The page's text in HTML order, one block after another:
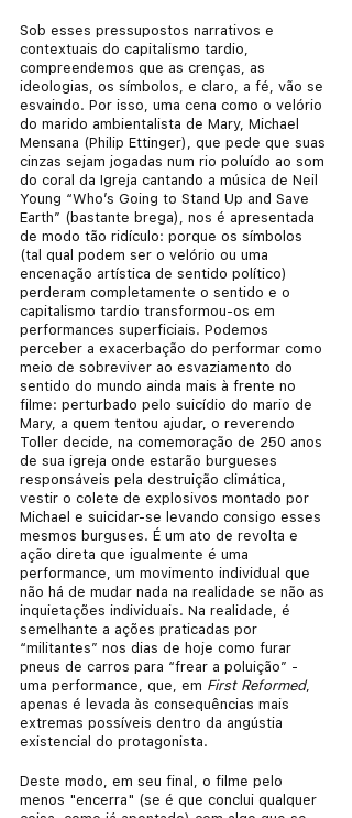
Sob esses pressupostos narrativos e
contextuais do capitalismo tardio,
compreendemos que as crenças, as
ideologias, os símbolos, e claro, a fé, vão se
esvaindo. Por isso, uma cena como o velório
do marido ambientalista de Mary, Michael
Mensana (Philip Ettinger), que pede que suas
cinzas sejam jogadas num rio poluído ao som
do coral da Igreja cantando a música de Neil
Young “Who’s Going to Stand Up and Save
Earth” (bastante brega), nos é apresentada
de modo tão ridículo: porque os símbolos
(tal qual podem ser o velório ou uma
encenação artística de sentido político)
perderam completamente o sentido e o
capitalismo tardio transformou-os em
performances superficiais. Podemos
perceber a exacerbação do performar como
meio de sobreviver ao esvaziamento do
sentido do mundo ainda mais à frente no
filme: perturbado pelo suicídio do mario de
Mary, a quem tentou ajudar, o reverendo
Toller decide, na comemoração de 250 anos
de sua igreja onde estarão burgueses
responsáveis pela destruição climática,
vestir o colete de explosivos montado por
Michael e suicidar-se levando consigo esses
mesmos burguses. É um ato de revolta e
ação direta que igualmente é uma
performance, um movimento individual que
não há de mudar nada na realidade se não as
inquietações individuais. Na realidade, é
semelhante a ações praticadas por
“militantes” nos dias de hoje como furar
pneus de carros para “frear a poluição” -
uma performance, que, em First Reformed,
apenas é levada às consequências mais
extremas possíveis dentro da angústia
existencial do protagonista.
Deste modo, em seu final, o filme pelo
menos "encerra" (se é que conclui qualquer